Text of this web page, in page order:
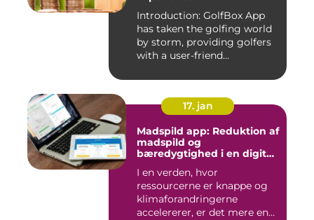
Introduction: GolfBox App
has taken the golfing world
by storm, providing golfers
with a user-friend...
17. jan
Madspild app: Reduktion af
madspild og
bæredygtighed i en digital
I en verden, hvor
ressourcerne er knappe og
klimaforandringerne
accelererer, er det mere end